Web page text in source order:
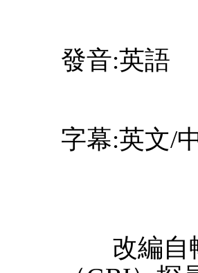
發音:英語
字幕:英文/
改編自暢